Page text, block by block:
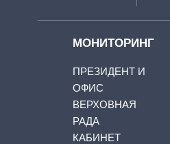
МОНИТОРИНГ
ПРЕЗИДЕНТ И
ОФИС
ВЕРХОВНАЯ
РАДА
КАБИНЕТ